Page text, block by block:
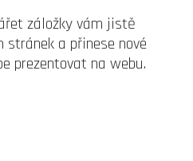
záložky vám jistě
stránek a přinese nové
prezentovat na webu.